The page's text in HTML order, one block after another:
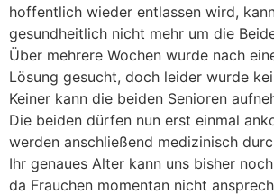
hoffentlich wieder entlassen wird,
gesundheitlich nicht mehr um die
Über mehrere Wochen wurde nach
Lösung gesucht, doch leider wurde
Keiner kann die beiden Senioren
Die beiden dürfen nun erst einmal
werden anschließend medizinisch
Ihr genaues Alter kann uns bisher
da Frauchen momentan nicht